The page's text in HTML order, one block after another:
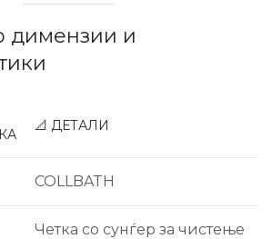
димензии и
📐 ДЕТАЛИ
COLLBATH
Четка со сунѓер за чистење